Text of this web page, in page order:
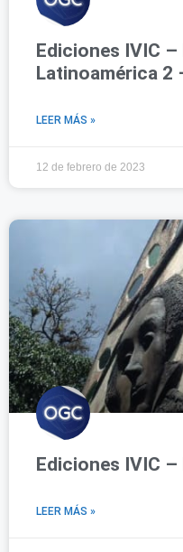
Ediciones IVIC
Latinoamérica 2
LEER MÁS »
12 de febrero de 2023
Ediciones IVIC
LEER MÁS »